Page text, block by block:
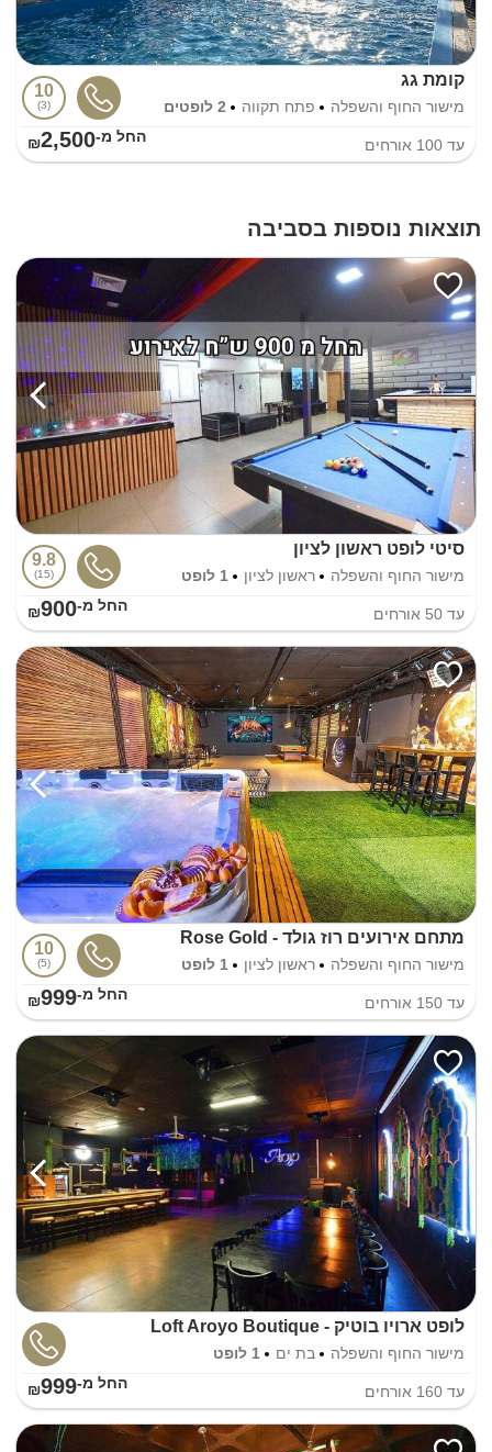
קומת גג
מישור החוף והשפלה פתח תקווה 2 לופטים
10
3
עד 100 אורחים החל מ-₪2,500
תוצאות נוספות בסביבה
סיטי לופט ראשון לציון
מישור החוף והשפלה ראשון לציון 1 לופט
9.8
15
עד 50 אורחים החל מ-₪900
מתחם אירועים רוז גולד - Rose Gold
מישור החוף והשפלה ראשון לציון 1 לופט
10
5
עד 150 אורחים החל מ-₪999
לופט ארויו בוטיק - Loft Aroyo Boutique
מישור החוף והשפלה בת ים 1 לופט
עד 160 אורחים החל מ-₪999